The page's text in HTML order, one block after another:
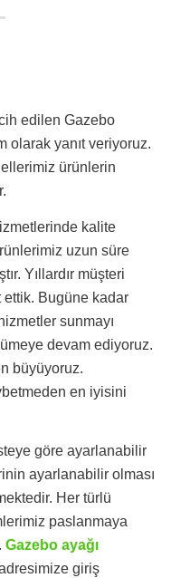
edilen Gazebo
olarak yanıt veriyoruz.
ürünlerin
kalite
uzun süre
Yıllardır müşteri
Bugüne kadar
sunmayı
devam ediyoruz.
büyüyoruz.
en iyisini
göre ayarlanabilir
ayarlanabilir olması
Her türlü
paslanmaya
Gazebo ayağı
giriş